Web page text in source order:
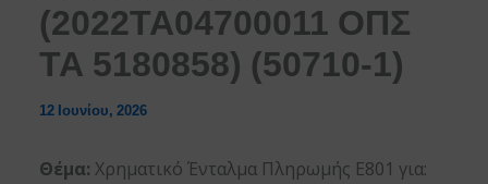
(2022ΤΑ04700011 ΟΠΣ
ΤΑ 5180858) (50710-1)
12 Ιουνίου, 2026
Θέμα: Χρηματικό Ένταλμα Πληρωμής Ε801 για: